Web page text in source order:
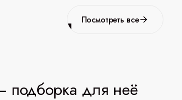
Посмотреть все
подборка для неё